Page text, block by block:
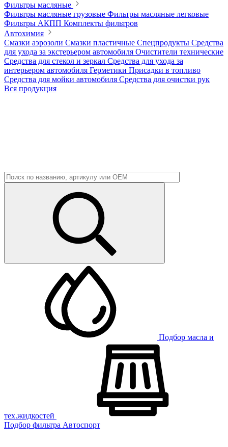
Фильтры масляные
Фильтры масляные грузовые Фильтры масляные легковые
Фильтры АКПП Комплекты фильтров
Автохимия
Смазки аэрозоли Смазки пластичные Спецпродукты Средства
для ухода за экстерьером автомобиля Очистители технические
Средства для стекол и зеркал Средства для ухода за
интерьером автомобиля Герметики Присадки в топливо
Средства для мойки автомобиля Средства для очистки рук
Вся продукция
Подбор масла и
тех.жидкостей
Подбор фильтра Автоспорт